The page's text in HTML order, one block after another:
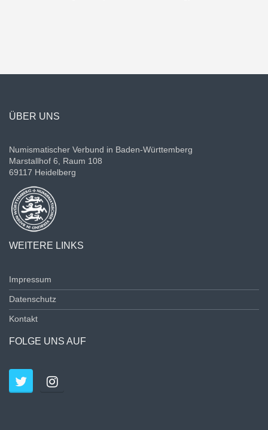
ÜBER UNS
Numismatischer Verbund in Baden-Württemberg
Marstallhof 6, Raum 108
69117 Heidelberg
WEITERE LINKS
Impressum
Datenschutz
Kontakt
FOLGE UNS AUF